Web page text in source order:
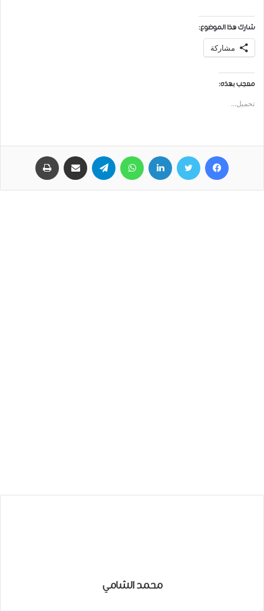
شارك هذا الموضوع:
مشاركة
معجب بهذه:
تحميل...
فيسبوك تويتر لينكدإن واتساب تيلقرام مشاركة عبر البريد
محمد الشامي